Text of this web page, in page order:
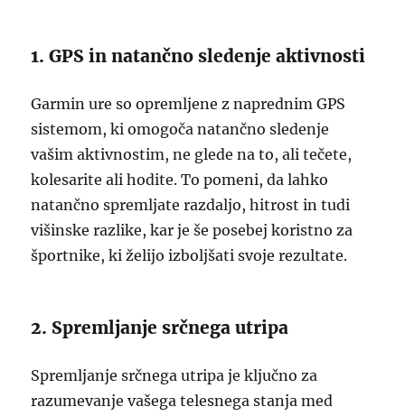
1. GPS in natančno sledenje aktivnosti
Garmin ure so opremljene z naprednim GPS
sistemom, ki omogoča natančno sledenje
vašim aktivnostim, ne glede na to, ali tečete,
kolesarite ali hodite. To pomeni, da lahko
natančno spremljate razdaljo, hitrost in tudi
višinske razlike, kar je še posebej koristno za
športnike, ki želijo izboljšati svoje rezultate.
2. Spremljanje srčnega utripa
Spremljanje srčnega utripa je ključno za
razumevanje vašega telesnega stanja med